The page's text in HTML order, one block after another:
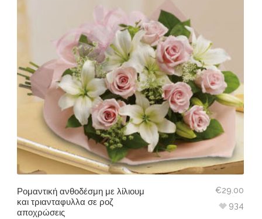
Ρομαντική ανθοδέσμη με λίλιουμ
και τριανταφυλλα σε ροζ
αποχρώσεις
934
€29.00